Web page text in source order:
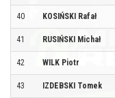
40 KOSIŃSKI Rafał
41 RUSIŃSKI Michał
42 WILK Piotr
43 IZDEBSKI Tomek